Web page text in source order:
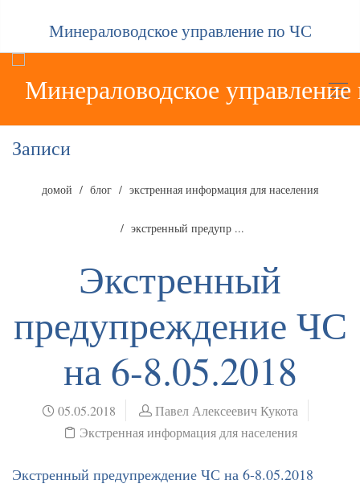
Минераловодское управление по ЧС
Записи
домой блог экстренная информация для населения
экстренный предупр ...
Экстренный
предупреждение ЧС
на 6-8.05.2018
05.05.2018
Павел Алексеевич Кукота
Экстренная информация для населения
Экстренный предупреждение ЧС на 6-8.05.2018